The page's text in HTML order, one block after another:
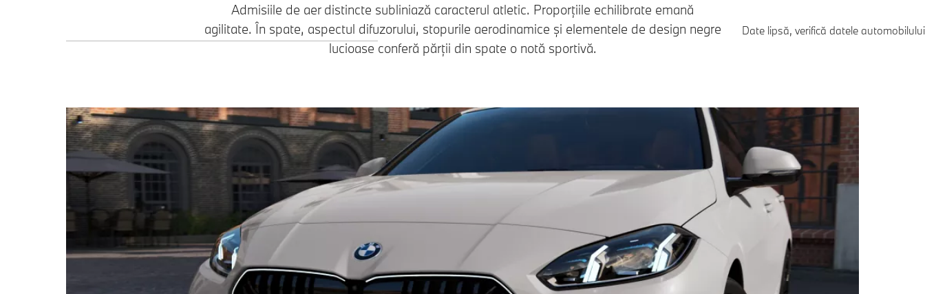
Admisiile de aer distincte subliniază caracterul atletic. Proporțiile echilibrate emană
agilitate. În spate, aspectul difuzorului, stopurile aerodinamice și elementele de design negre
lucioase conferă părții din spate o notă sportivă.
Date lipsă, verifică datele automobilului